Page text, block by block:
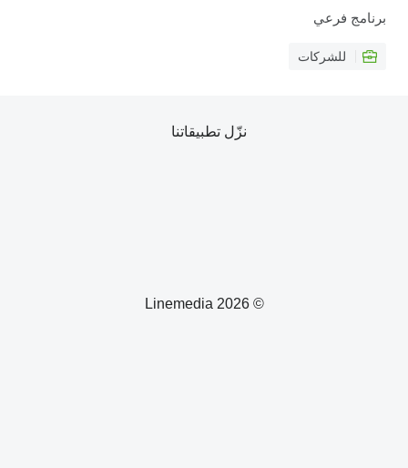
برنامج فرعي
للشركات
© 2026 Linemedia
نزّل تطبيقاتنا